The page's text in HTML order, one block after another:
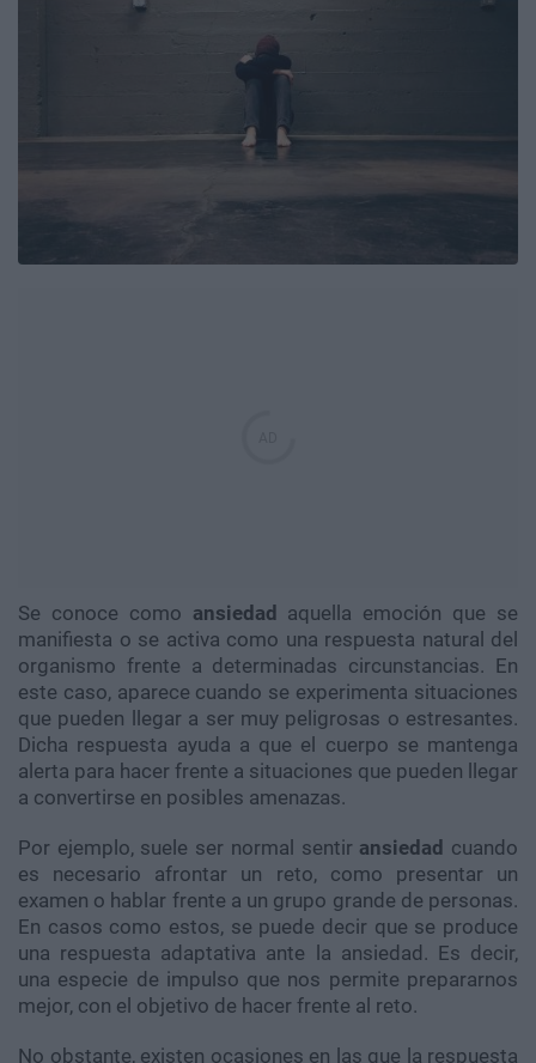
Se conoce como ansiedad aquella emoción que se
manifiesta o se activa como una respuesta natural del
organismo frente a determinadas circunstancias. En
este caso, aparece cuando se experimenta situaciones
que pueden llegar a ser muy peligrosas o estresantes.
Dicha respuesta ayuda a que el cuerpo se mantenga
alerta para hacer frente a situaciones que pueden llegar
a convertirse en posibles amenazas.
Por ejemplo, suele ser normal sentir ansiedad cuando
es necesario afrontar un reto, como presentar un
examen o hablar frente a un grupo grande de personas.
En casos como estos, se puede decir que se produce
una respuesta adaptativa ante la ansiedad. Es decir,
una especie de impulso que nos permite prepararnos
mejor, con el objetivo de hacer frente al reto.
No obstante, existen ocasiones en las que la respuesta